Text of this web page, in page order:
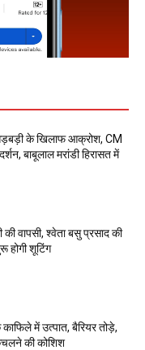
के खिलाफ आक्रोश, CM
बाबूलाल मरांडी हिरासत में
वापसी, श्वेता बसु प्रसाद की
होगी शूटिंग
में उत्पात, बैरियर तोड़े,
की कोशिश